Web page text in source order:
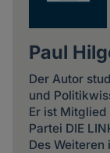
Paul
Der Autor
und
Er ist
Partei DIE
Des